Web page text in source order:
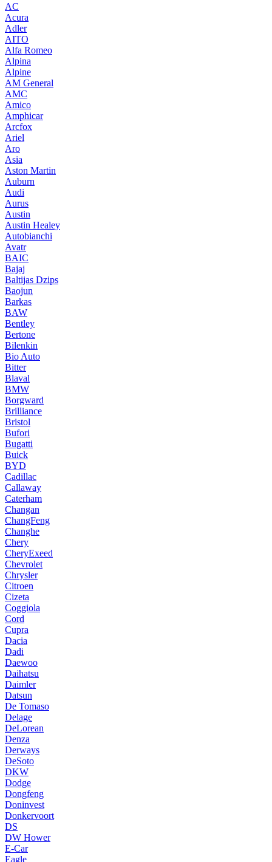
AC
Acura
Adler
AITO
Alfa Romeo
Alpina
Alpine
AM General
AMC
Amico
Amphicar
Arcfox
Ariel
Aro
Asia
Aston Martin
Auburn
Audi
Aurus
Austin
Austin Healey
Autobianchi
Avatr
BAIC
Bajaj
Baltijas Dzips
Baojun
Barkas
BAW
Bentley
Bertone
Bilenkin
Bio Auto
Bitter
Blaval
BMW
Borgward
Brilliance
Bristol
Bufori
Bugatti
Buick
BYD
Cadillac
Callaway
Caterham
Changan
ChangFeng
Changhe
Chery
CheryExeed
Chevrolet
Chrysler
Citroen
Cizeta
Coggiola
Cord
Cupra
Dacia
Dadi
Daewoo
Daihatsu
Daimler
Datsun
De Tomaso
Delage
DeLorean
Denza
Derways
DeSoto
DKW
Dodge
Dongfeng
Doninvest
Donkervoort
DS
DW Hower
E-Car
Eagle